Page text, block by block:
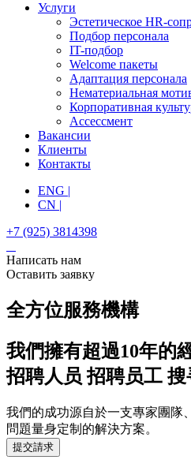
Услуги
Эстетическое HR-
Подбор персонала
IT-подбор
Welcome пакеты
Адаптация персонала
Нематериальная
Корпоративная
Ассессмент
Вакансии
Клиенты
Контакты
ENG |
CN |
+7 (925) 3814398
Написать нам
Оставить заявку
全方位服務機構
我們擁有超過10年的
招聘人员 招聘员工 搜
我們的成功源自於一支專家團隊
問題量身定制的解決方案。
提交請求